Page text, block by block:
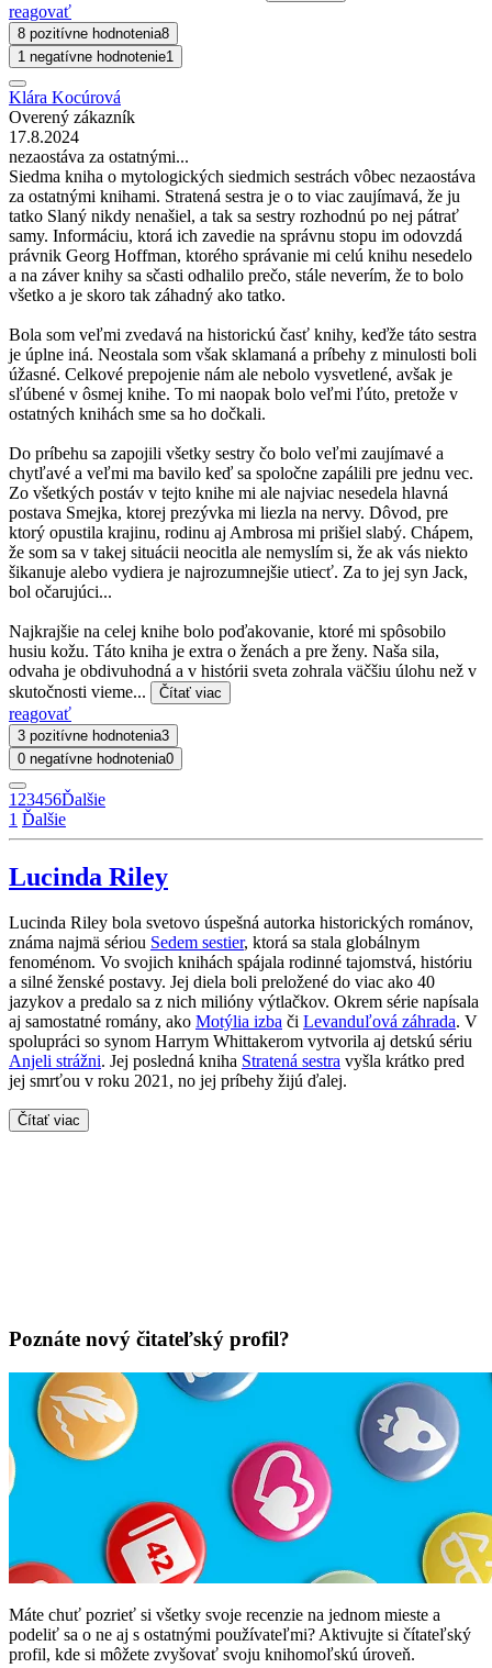
reagovať
8 pozitívne hodnotenia8
1 negatívne hodnotenie1
Klára Kocúrová
Overený zákazník
17.8.2024
nezaostáva za ostatnými...
Siedma kniha o mytologických siedmich sestrách vôbec nezaostáva
za ostatnými knihami. Stratená sestra je o to viac zaujímavá, že ju
tatko Slaný nikdy nenašiel, a tak sa sestry rozhodnú po nej pátrať
samy. Informáciu, ktorá ich zavedie na správnu stopu im odovzdá
právnik Georg Hoffman, ktorého správanie mi celú knihu nesedelo
a na záver knihy sa sčasti odhalilo prečo, stále neverím, že to bolo
všetko a je skoro tak záhadný ako tatko.
Bola som veľmi zvedavá na historickú časť knihy, keďže táto sestra
je úplne iná. Neostala som však sklamaná a príbehy z minulosti boli
úžasné. Celkové prepojenie nám ale nebolo vysvetlené, avšak je
sľúbené v ôsmej knihe. To mi naopak bolo veľmi ľúto, pretože v
ostatných knihách sme sa ho dočkali.
Do príbehu sa zapojili všetky sestry čo bolo veľmi zaujímavé a
chytľavé a veľmi ma bavilo keď sa spoločne zapálili pre jednu vec.
Zo všetkých postáv v tejto knihe mi ale najviac nesedela hlavná
postava Smejka, ktorej prezývka mi liezla na nervy. Dôvod, pre
ktorý opustila krajinu, rodinu aj Ambrosa mi prišiel slabý. Chápem,
že som sa v takej situácii neocitla ale nemyslím si, že ak vás niekto
šikanuje alebo vydiera je najrozumnejšie utiecť. Za to jej syn Jack,
bol očarujúci...
Najkrajšie na celej knihe bolo poďakovanie, ktoré mi spôsobilo
husiu kožu. Táto kniha je extra o ženách a pre ženy. Naša sila,
odvaha je obdivuhodná a v histórii sveta zohrala väčšiu úlohu než v
skutočnosti vieme...
Čítať viac
reagovať
3 pozitívne hodnotenia3
0 negatívne hodnotenia0
1 23456Ďalšie
1 Ďalšie
Lucinda Riley
Lucinda Riley bola svetovo úspešná autorka historických románov,
známa najmä sériou Sedem sestier, ktorá sa stala globálnym
fenoménom. Vo svojich knihách spájala rodinné tajomstvá, históriu
a silné ženské postavy. Jej diela boli preložené do viac ako 40
jazykov a predalo sa z nich milióny výtlačkov. Okrem série napísala
aj samostatné romány, ako Motýlia izba či Levanduľová záhrada. V
spolupráci so synom Harrym Whittakerom vytvorila aj detskú sériu
Anjeli strážni. Jej posledná kniha Stratená sestra vyšla krátko pred
jej smrťou v roku 2021, no jej príbehy žijú ďalej.
Čítať viac
Poznáte nový čitateľský profil?
Máte chuť pozrieť si všetky svoje recenzie na jednom mieste a
podeliť sa o ne aj s ostatnými používateľmi? Aktivujte si čítateľský
profil, kde si môžete zvyšovať svoju knihomoľskú úroveň.